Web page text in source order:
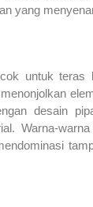
yang
untuk teras
desain
Warna-